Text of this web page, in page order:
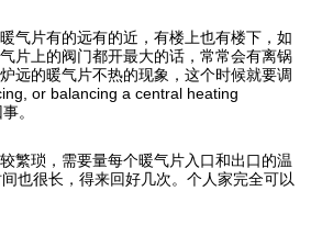
气片有的远有的近，有楼上也有楼下，如
片上的阀门都开最大的话，常常会有离锅
远的暖气片不热的现象，这个时候就要调
or balancing a central heating
。
繁琐，需要量每个暖气片入口和出口的温
也很长，得来回好几次。个人家完全可以